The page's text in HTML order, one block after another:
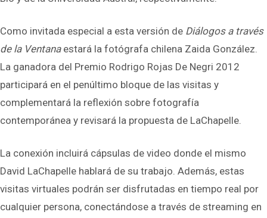
Como invitada especial a esta versión de Diálogos a través
de la Ventanaestará la fotógrafa chilena Zaida González.
La ganadora del Premio Rodrigo Rojas De Negri 2012
participará en el penúltimo bloque de las visitas y
complementará la reflexión sobre fotografía
contemporánea y revisará la propuesta de LaChapelle.
La conexión incluirá cápsulas de video donde el mismo
David LaChapelle hablará de su trabajo. Además, estas
visitas virtuales podrán ser disfrutadas en tiempo real por
cualquier persona, conectándose a través de streaming en